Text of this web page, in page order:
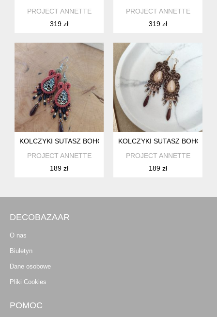
PROJECT ANNETTE
319 zł
PROJECT ANNETTE
319 zł
KOLCZYKI SUTASZ BOHO CHIC
PROJECT ANNETTE
189 zł
KOLCZYKI SUTASZ BOHO
PROJECT ANNETTE
189 zł
DECOBAZAAR
O nas
Biuletyn
Dane osobowe
Pliki Cookies
POMOC